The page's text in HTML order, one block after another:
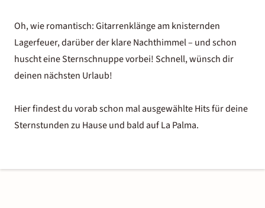
Oh, wie romantisch: Gitarrenklänge am knisternden
Lagerfeuer, darüber der klare Nachthimmel – und schon
huscht eine Sternschnuppe vorbei! Schnell, wünsch dir
deinen nächsten Urlaub!
Hier findest du vorab schon mal ausgewählte Hits für deine
Sternstunden zu Hause und bald auf La Palma.